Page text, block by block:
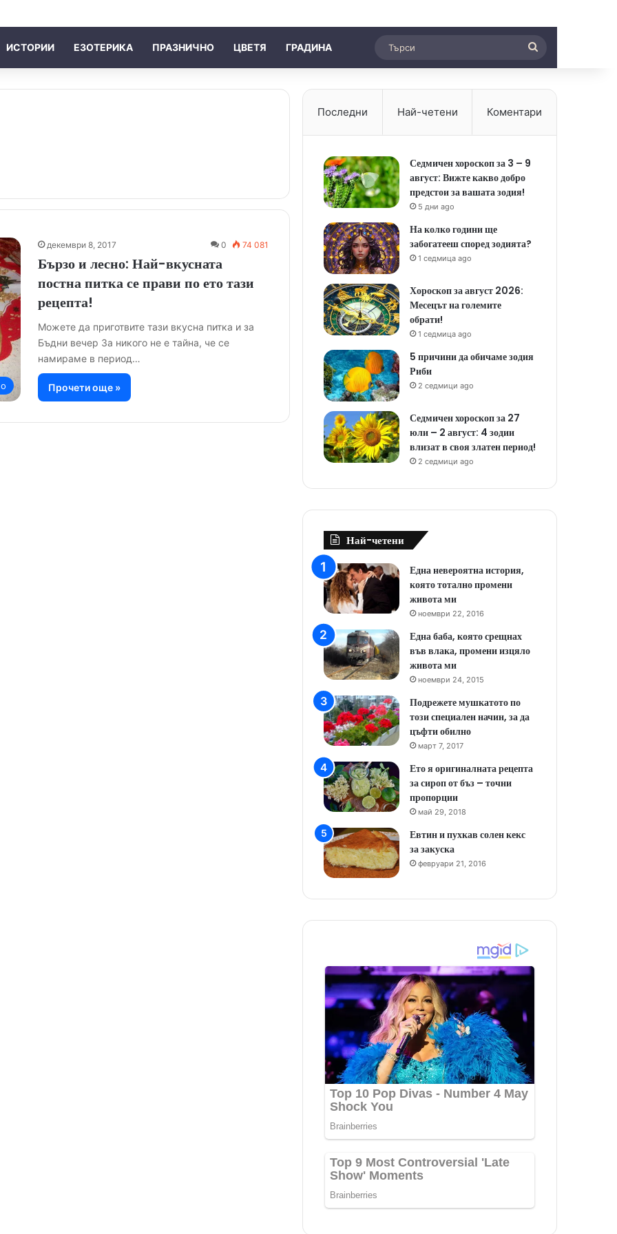
ИСТОРИИ ЕЗОТЕРИКА ПРАЗНИЧНО ЦВЕТЯ ГРАДИНА
декември 8, 2017 0 74 081
Бързо и лесно: Най-вкусната
постна питка се прави по ето тази
рецепта!
Можете да приготвите тази вкусна питка и за
Бъдни вечер За никого не е тайна, че се
намираме в период…
Прочети още »
Последни Най-четени Коментари
Седмичен хороскоп за 3 – 9
август: Вижте какво добро
предстои за вашата зодия!
5 дни ago
На колко години ще
забогатееш според зодията?
1 седмица ago
Хороскоп за август 2026:
Месецът на големите
обрати!
1 седмица ago
5 причини да обичаме зодия
Риби
2 седмици ago
Седмичен хороскоп за 27
юли – 2 август: 4 зодии
влизат в своя златен период!
2 седмици ago
Най-четени
Една невероятна история,
която тотално промени
живота ми
ноември 22, 2016
Една баба, която срещнах
във влака, промени изцяло
живота ми
ноември 24, 2015
Подрежете мушкатото по
този специален начин, за да
цъфти обилно
март 7, 2017
Ето я оригиналната рецепта
за сироп от бъз – точни
пропорции
май 29, 2018
Евтин и пухкав солен кекс
за закуска
февруари 21, 2016